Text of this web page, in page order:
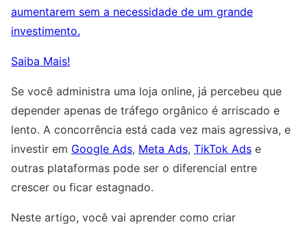
aumentarem sem a necessidade de um grande
investimento.
Saiba Mais!
Se você administra uma loja online, já percebeu que
depender apenas de tráfego orgânico é arriscado e
lento. A concorrência está cada vez mais agressiva, e
investir em Google Ads, Meta Ads, TikTok Ads e
outras plataformas pode ser o diferencial entre
crescer ou ficar estagnado.
Neste artigo, você vai aprender como criar